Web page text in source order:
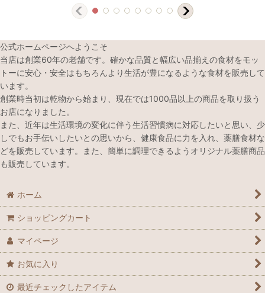
公式ホームページへようこそ
当店は創業60年の老舗です。確かな品質と幅広い品揃えの食材をモッ
トーに安心・安全はもちろんより生活が豊になるような食材を販売して
います。
創業時当初は乾物から始まり、現在では1000品以上の商品を取り扱う
お店になりました。
また、近年は生活環境の変化に伴う生活習慣病に対応したいと思い、少
しでもお手伝いしたいとの思いから、健康食品に力を入れ、薬膳食材な
どを販売しています。また、簡単に調理できるようオリジナル薬膳商品
も販売しています。
ホーム
ショッピングカート
マイページ
お気に入り
最近チェックしたアイテム